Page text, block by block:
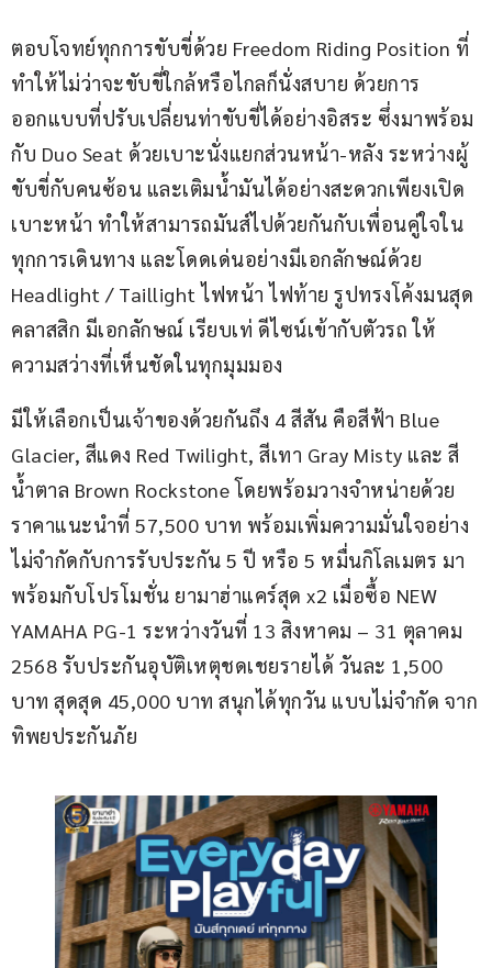
ตอบโจทย์ทุกการขับขี่ด้วย Freedom Riding Position ที่
ทำให้ไม่ว่าจะขับขี่ใกล้หรือไกลก็นั่งสบาย ด้วยการ
ออกแบบที่ปรับเปลี่ยนท่าขับขี่ได้อย่างอิสระ ซึ่งมาพร้อม
กับ Duo Seat ด้วยเบาะนั่งแยกส่วนหน้า-หลัง ระหว่างผู้
ขับขี่กับคนซ้อน และเติมน้ำมันได้อย่างสะดวกเพียงเปิด
เบาะหน้า ทำให้สามารถมันส์ไปด้วยกันกับเพื่อนคู่ใจใน
ทุกการเดินทาง และโดดเด่นอย่างมีเอกลักษณ์ด้วย
Headlight / Taillight ไฟหน้า ไฟท้าย รูปทรงโค้งมนสุด
คลาสสิก มีเอกลักษณ์ เรียบเท่ ดีไซน์เข้ากับตัวรถ ให้
ความสว่างที่เห็นชัดในทุกมุมมอง
มีให้เลือกเป็นเจ้าของด้วยกันถึง 4 สีสัน คือสีฟ้า Blue
Glacier, สีแดง Red Twilight, สีเทา Gray Misty และ สี
น้ำตาล Brown Rockstone โดยพร้อมวางจำหน่ายด้วย
ราคาแนะนำที่ 57,500 บาท พร้อมเพิ่มความมั่นใจอย่าง
ไม่จำกัดกับการรับประกัน 5 ปี หรือ 5 หมื่นกิโลเมตร มา
พร้อมกับโปรโมชั่น ยามาฮ่าแคร์สุด x2 เมื่อซื้อ NEW
YAMAHA PG-1 ระหว่างวันที่ 13 สิงหาคม – 31 ตุลาคม
2568 รับประกันอุบัติเหตุชดเชยรายได้ วันละ 1,500
บาท สุดสุด 45,000 บาท สนุกได้ทุกวัน แบบไม่จำกัด จาก
ทิพยประกันภัย